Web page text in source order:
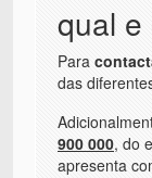
qual e
Para
das
900 000, do
apresenta